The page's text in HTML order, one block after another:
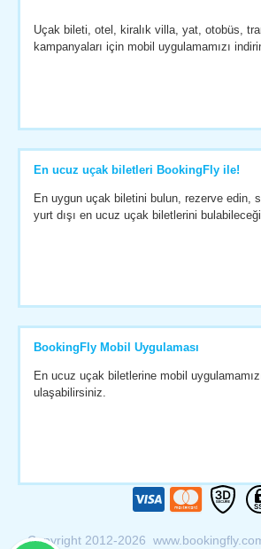
Uçak bileti, otel, kiralık villa, yat, otobüs,
kampanyaları için mobil uygulamamızı
En ucuz uçak biletleri BookingFly ile!
En uygun uçak biletini bulun, rezerve edin,
yurt dışı en ucuz uçak biletlerini
BookingFly Mobil Uygulaması
En ucuz uçak biletlerine mobil
ulaşabilirsiniz.
Copyright 2012-2026